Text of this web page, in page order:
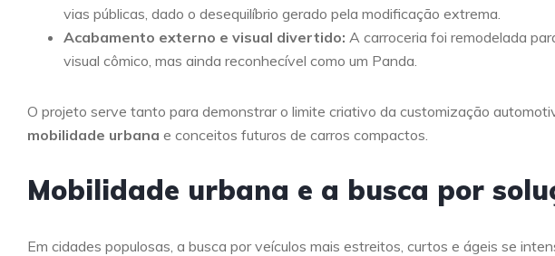
vias públicas, dado o desequilíbrio gerado pela modificação extrema.
Acabamento externo e visual divertido: A carroceria foi remodelada
visual cômico, mas ainda reconhecível como um Panda.
O projeto serve tanto para demonstrar o limite criativo da customização
mobilidade urbana e conceitos futuros de carros compactos.
Mobilidade urbana e a busca por
Em cidades populosas, a busca por veículos mais estreitos, curtos e ágeis se